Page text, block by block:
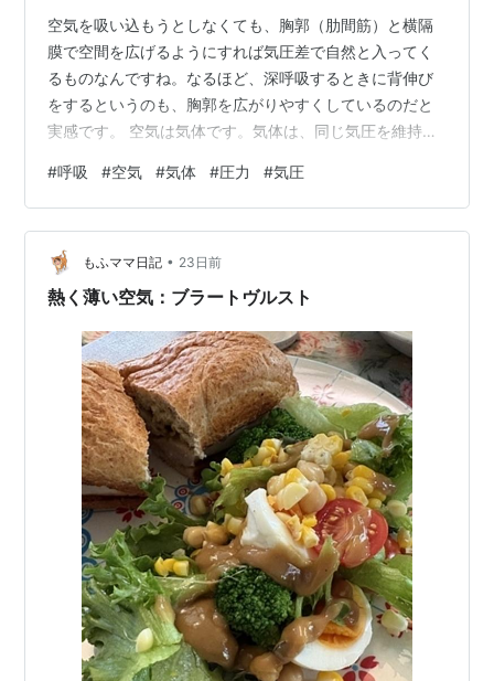
空気を吸い込もうとしなくても、胸郭（肋間筋）と横隔
膜で空間を広げるようにすれば気圧差で自然と入ってく
るものなんですね。なるほど、深呼吸するときに背伸び
をするというのも、胸郭を広がりやすくしているのだと
実感です。 空気は気体です。気体は、同じ気圧を維持す
高い気圧のところから低い気圧のほうへと流れていきま
す。 息を吸うときには、胸腔のサイズが大きくなって肺
に気圧の低い部分が生じ、そこに空気が、気圧を同じに
しようと流れ込むのです。 息を吐くときは、胸腔のサイ
ズを小さくして、肺のなかの空気に圧力をかけます。肺
#呼吸 #空気 #気体 #圧力 #気圧
もふママ日記 • 23日前
熱く薄い空気：ブラートヴルスト